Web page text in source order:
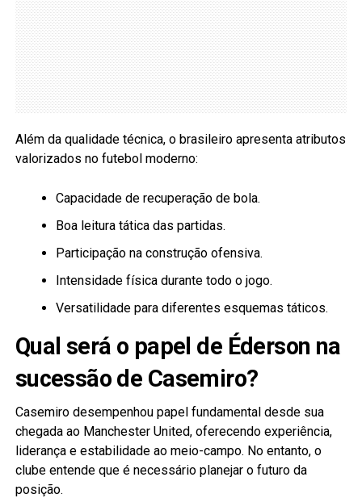
Além da qualidade técnica, o brasileiro apresenta atributos
valorizados no futebol moderno:
Capacidade de recuperação de bola.
Boa leitura tática das partidas.
Participação na construção ofensiva.
Intensidade física durante todo o jogo.
Versatilidade para diferentes esquemas táticos.
Qual será o papel de Éderson na
sucessão de Casemiro?
Casemiro desempenhou papel fundamental desde sua
chegada ao Manchester United, oferecendo experiência,
liderança e estabilidade ao meio-campo. No entanto, o
clube entende que é necessário planejar o futuro da
posição.